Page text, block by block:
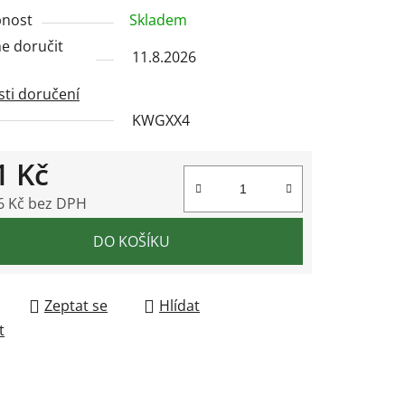
Skladem
doručit
11.8.2026
doručení
KWGXX4
Kč
Kč bez DPH
DO KOŠÍKU
Zeptat se
Hlídat